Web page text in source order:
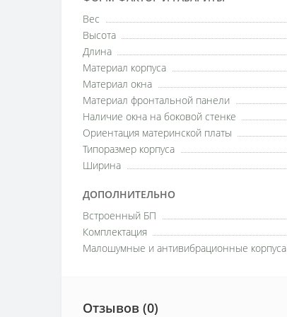
Вес
Высота
Длина
Материал корпуса
Материал окна
Материал фронтальной панели
Наличие окна на боковой стенке
Ориентация материнской платы
Типоразмер корпуса
Ширина
ДОПОЛНИТЕЛЬНО
Встроенный БП
Комплектация
Малошумные и антивибрационные корпуса
Отзывов (0)